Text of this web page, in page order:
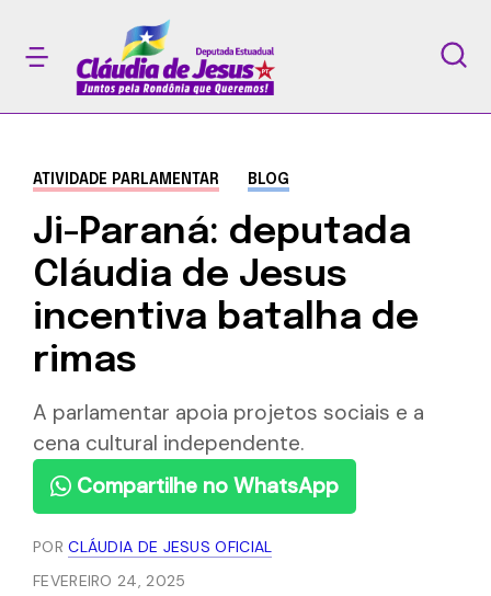
ATIVIDADE PARLAMENTAR BLOG
Ji-Paraná: deputada
Cláudia de Jesus
incentiva batalha de
rimas
A parlamentar apoia projetos sociais e a
cena cultural independente.
Compartilhe no WhatsApp
PORCLÁUDIA DE JESUS OFICIAL
FEVEREIRO 24, 2025